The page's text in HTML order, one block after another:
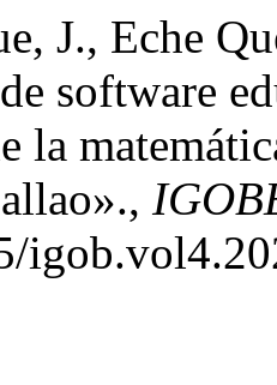
J., Eche
software
la